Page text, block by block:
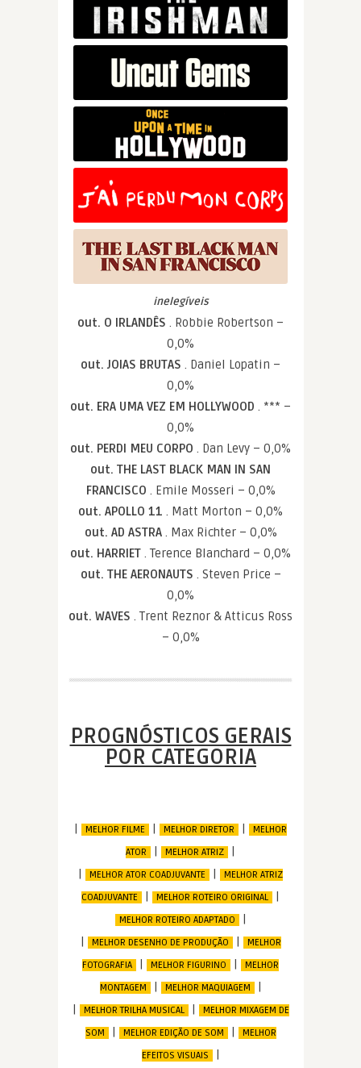
inelegíveis
out. O IRLANDÊS . Robbie Robertson –
0,0%
out. JOIAS BRUTAS . Daniel Lopatin –
0,0%
out. ERA UMA VEZ EM HOLLYWOOD . *** –
0,0%
out. PERDI MEU CORPO . Dan Levy – 0,0%
out. THE LAST BLACK MAN IN SAN
FRANCISCO . Emile Mosseri – 0,0%
out. APOLLO 11 . Matt Morton – 0,0%
out. AD ASTRA . Max Richter – 0,0%
out. HARRIET . Terence Blanchard – 0,0%
out. THE AERONAUTS . Steven Price –
0,0%
out. WAVES . Trent Reznor & Atticus Ross
– 0,0%
PROGNÓSTICOS GERAIS
POR CATEGORIA
| MELHOR FILME | MELHOR DIRETOR |
MELHOR
ATOR
| MELHOR ATRIZ
|
|
MELHOR ATOR COADJUVANTE |
MELHOR ATRIZ
COADJUVANTE
| MELHOR ROTEIRO ORIGINAL |
MELHOR ROTEIRO ADAPTADO |
|
MELHOR DESENHO DE PRODUÇÃO |
MELHOR
FOTOGRAFIA
| MELHOR FIGURINO |
MELHOR
MONTAGEM | MELHOR MAQUIAGEM |
|
MELHOR TRILHA MUSICAL |
MELHOR MIXAGEM DE
SOM | MELHOR EDIÇÃO DE SOM |
MELHOR
EFEITOS VISUAIS |